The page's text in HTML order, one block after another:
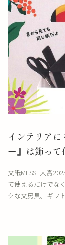
インテリア
ー』は飾っ
文紙MESSE大賞
て使えるだけでな
クな文房具。ギフ